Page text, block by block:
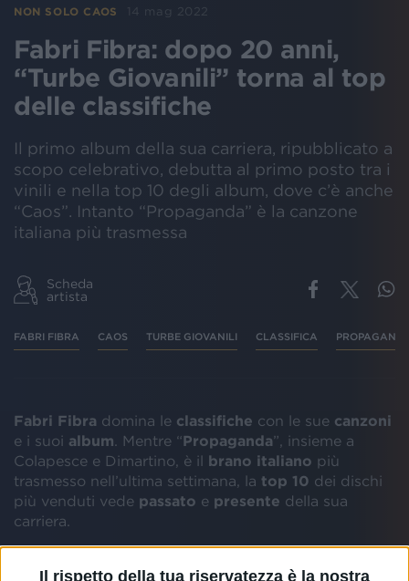
Il rispetto della tua riservatezza è la nostra
NON SOLO CAOS 14 mag 2022
Fabri Fibra: dopo 20 anni,
“Turbe Giovanili” torna al top
delle classifiche
Il primo album della sua carriera, ripubblicato a
scopo celebrativo, debutta al primo posto tra i
vinili e nella top 10 degli album, dove c’è anche
“Caos”. Intanto “Propaganda” è la canzone
italiana più trasmessa
Scheda
artista
FABRI FIBRA CAOS TURBE GIOVANILI CLASSIFICA
Fabri Fibra domina le classifiche con le sue canzoni
e i suoi album . Mentre “Propaganda”, insieme a
Colapesce e Dimartino, è il brano italiano più
trasmesso nell’ultima settimana, la top 10 dei dischi
più venduti vede passato e presente della sua
carriera.
Tra i primi posti della classifica diffusa ogni